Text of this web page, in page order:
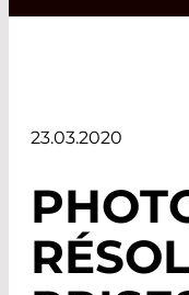
23.03.2020